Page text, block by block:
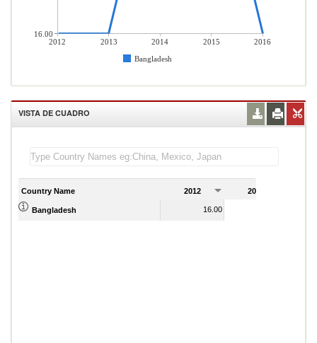
2012 2013 2014 2015
2016
Bangladesh
16.00
VISTA DE CUADRO
Country Name 2012 2013
Bangladesh 16.00